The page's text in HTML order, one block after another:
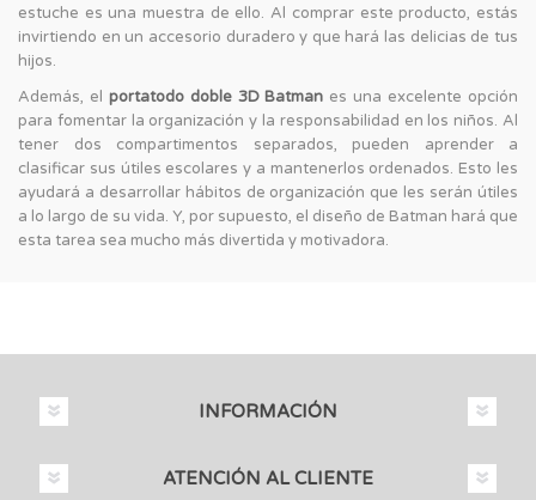
estuche es una muestra de ello. Al comprar este producto, estás
invirtiendo en un accesorio duradero y que hará las delicias de tus
hijos.
Además, el portatodo doble 3D Batman es una excelente opción
para fomentar la organización y la responsabilidad en los niños. Al
tener dos compartimentos separados, pueden aprender a
clasificar sus útiles escolares y a mantenerlos ordenados. Esto les
ayudará a desarrollar hábitos de organización que les serán útiles
a lo largo de su vida. Y, por supuesto, el diseño de Batman hará que
esta tarea sea mucho más divertida y motivadora.
INFORMACIÓN
ATENCIÓN AL CLIENTE